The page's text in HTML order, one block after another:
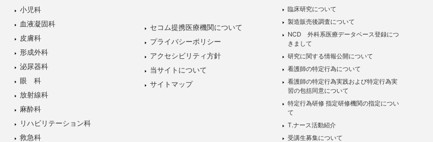
小児科
血液凝固科
皮膚科
形成外科
泌尿器科
眼 科
放射線科
麻酔科
リハビリテーション科
救急科
セコム提携医療機関について
プライバシーポリシー
アクセシビリティ方針
当サイトについて
サイトマップ
臨床研究について
製造販売後調査について
NCD 外科系医療データベース登録につ
きまして
研究に関する情報公開について
看護師の特定行為について
看護師の特定行為実践および特定行為実
習の包括同意について
特定行為研修 指定研修機関の指定につい
て
T.ナース活動紹介
受講生募集について